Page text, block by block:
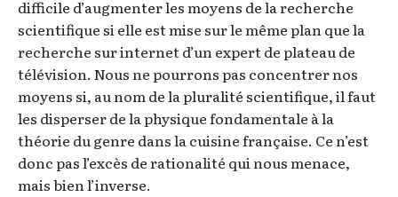
difficile d’augmenter les moyens de la recherche
scientifique si elle est mise sur le même plan que la
recherche sur internet d’un expert de plateau de
télévision. Nous ne pourrons pas concentrer nos
moyens si, au nom de la pluralité scientifique, il faut
les disperser de la physique fondamentale à la
théorie du genre dans la cuisine française. Ce n’est
donc pas l’excès de rationalité qui nous menace,
mais bien l’inverse.